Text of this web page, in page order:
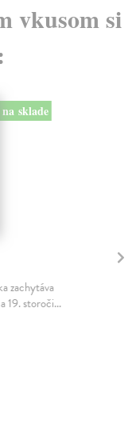
vkusom si
na sklade
zachytáva
19. storoči...